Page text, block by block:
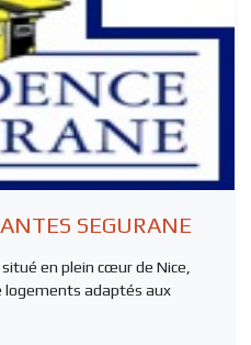
SEGURANE
, situé en plein cœur de Nice,
logements adaptés aux